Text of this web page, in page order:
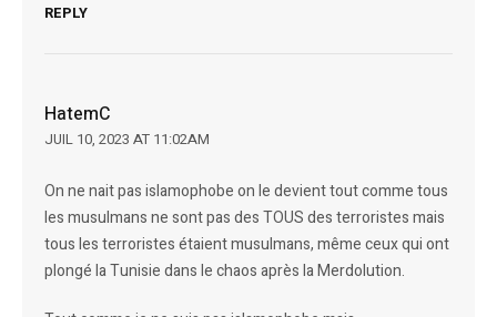
REPLY
HatemC
JUIL 10, 2023 AT 11:02AM
On ne nait pas islamophobe on le devient tout comme tous
les musulmans ne sont pas des TOUS des terroristes mais
tous les terroristes étaient musulmans, même ceux qui ont
plongé la Tunisie dans le chaos après la Merdolution.